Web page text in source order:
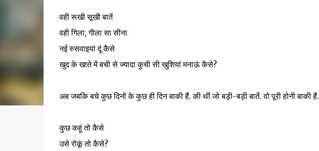
वही रूखी सूखी बातें
वही गिला, गीला सा सीना
नई रुसवाइयां दूं कैसे
खुद के खाते में बची से ज्यादा कुची सी खुशियां मनाऊं कैसे?
अब जबकि बचे कुछ दिनों के कुछ ही दिन बाकी हैं. की थीं जो बड़ी-बड़ी बातें. वो पूरी होनी बाकी हैं.
कुछ कहूं तो कैसे
उसे रोकूं तो कैसे?